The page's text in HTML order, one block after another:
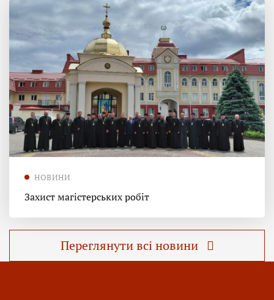
НОВИНИ
Захист магістерських робіт
Переглянути всі новини